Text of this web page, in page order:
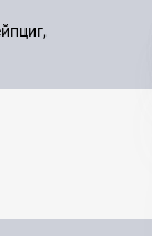
с 09:00
8 495